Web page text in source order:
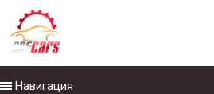
Навигация